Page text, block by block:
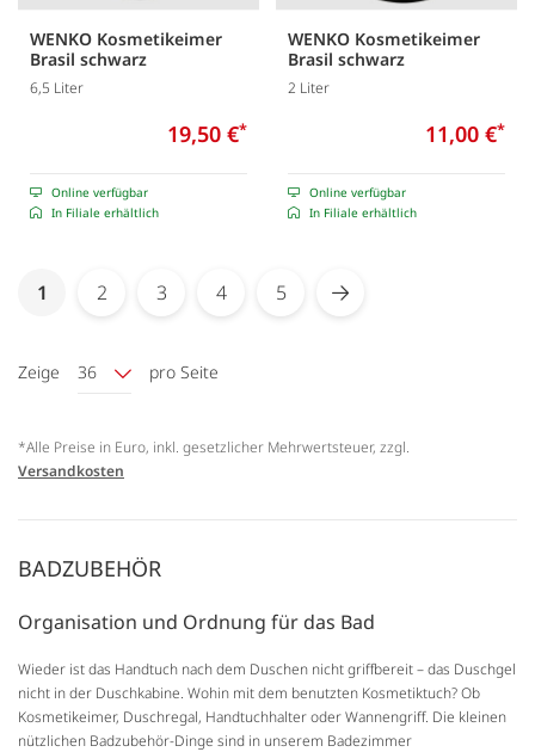
WENKO Kosmetikeimer
Brasil schwarz
6,5 Liter
19,50 €*
Online verfügbar
In Filiale erhältlich
WENKO Kosmetikeimer
Brasil schwarz
2 Liter
11,00 €*
Online verfügbar
In Filiale erhältlich
SeiteYou're currently reading page
1 Seite
2 Seite
3 Seite
4 Seite
5 Seite
Weiter
Zeige 36 pro Seite
*Alle Preise in Euro, inkl. gesetzlicher Mehrwertsteuer, zzgl.
Versandkosten
BADZUBEHÖR
Organisation und Ordnung für das Bad
Wieder ist das Handtuch nach dem Duschen nicht griffbereit – das Duschgel
nicht in der Duschkabine. Wohin mit dem benutzten Kosmetiktuch? Ob
Kosmetikeimer, Duschregal, Handtuchhalter oder Wannengriff. Die kleinen
nützlichen Badzubehör-Dinge sind in unserem Badezimmer